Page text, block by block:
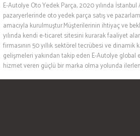
E-Autolye Oto Yedek Parça, 2020 yılında
pazaryerlerinde oto yedek parça satış ve
amacıyla kurulmuştur.Müşterilerinin ihtiyaç ve
yılında kendi e-ticaret sitesini kurarak faaliyet
firmasının 50 yıllık sektörel tecrübesi ve
gelişmeleri yakından takip eden E-Autolye global
hizmet veren güçlü bir marka olma yolunda